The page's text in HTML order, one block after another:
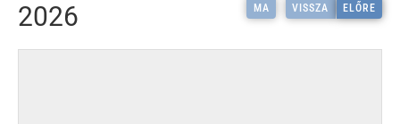
2026 MA VISSZA ELŐRE